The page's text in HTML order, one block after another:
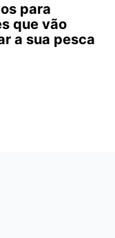
para
que vão
a sua pesca